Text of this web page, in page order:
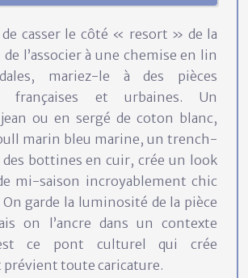
de casser le côté « resort » de la
l’associer à une chemise en lin
mariez-le à des pièces
françaises et urbaines. Un
ou en sergé de coton blanc,
marin bleu marine, un trench-
bottines en cuir, crée un look
mi-saison incroyablement chic
garde la luminosité de la pièce
on l’ancre dans un contexte
ce pont culturel qui crée
prévient toute caricature.